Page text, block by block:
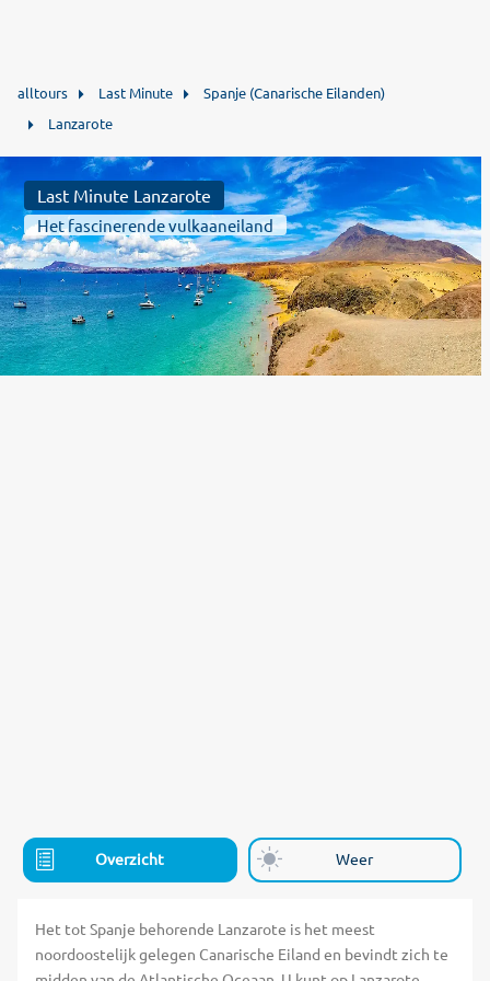
alltours Last Minute
Spanje (Canarische Eilanden)
Lanzarote
Last Minute Lanzarote
Het fascinerende vulkaaneiland
Overzicht Weer
Het tot Spanje behorende Lanzarote is het meest
noordoostelijk gelegen Canarische Eiland en bevindt zich te